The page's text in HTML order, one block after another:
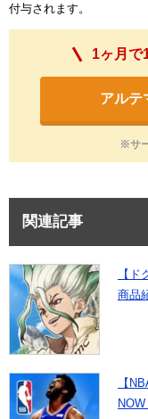
付与されます。
1ヶ月で
アルテ
※サ
関連記事
【
商品
【
NOW